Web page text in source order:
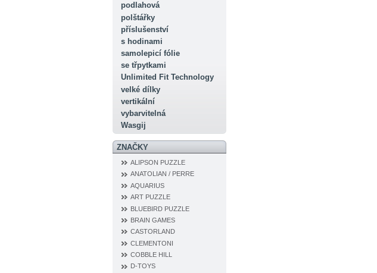
podlahová
polštářky
příslušenství
s hodinami
samolepicí fólie
se třpytkami
Unlimited Fit Technology
velké dílky
vertikální
vybarvitelná
Wasgij
ZNAČKY
ALIPSON PUZZLE
ANATOLIAN / PERRE
AQUARIUS
ART PUZZLE
BLUEBIRD PUZZLE
BRAIN GAMES
CASTORLAND
CLEMENTONI
COBBLE HILL
D‐TOYS